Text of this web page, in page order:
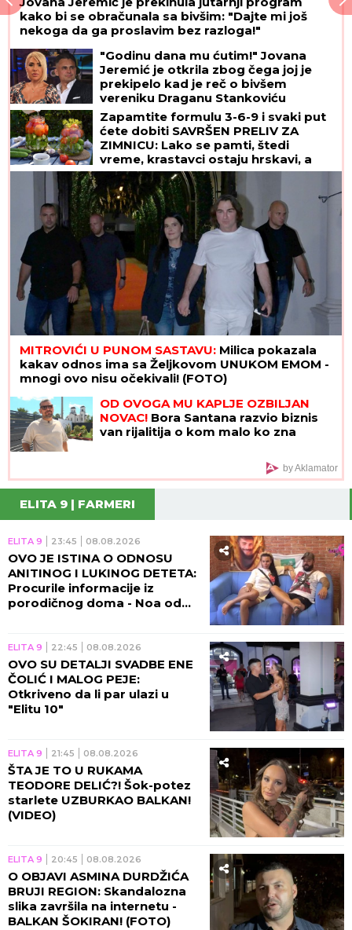
kako bi se obračunala sa bivšim: "Dajte mi još
nekoga da ga proslavim bez razloga!"
"Godinu dana mu ćutim!" Jovana
Jeremić je otkrila zbog čega joj je
prekipelo kad je reč o bivšem
vereniku Draganu Stankoviću
Zapamtite formulu 3-6-9 i svaki put
ćete dobiti SAVRŠEN PRELIV ZA
ZIMNICU: Lako se pamti, štedi
vreme, krastavci ostaju hrskavi, a
paradajz ne puca
MITROVIĆI U PUNOM SASTAVU: Milica pokazala
kakav odnos ima sa Željkovom UNUKOM EMOM -
mnogi ovo nisu očekivali! (FOTO)
OD OVOGA MU KAPLJE OZBILJAN
NOVAC! Bora Santana razvio biznis
van rijalitija o kom malo ko zna
by Aklamator
ELITA 9 | FARMERI
ELITA 9 23:45 08.08.2026
OVO JE ISTINA O ODNOSU
ANITINOG I LUKINOG DETETA:
Procurile informacije iz
porodičnog doma - Noa od
ELITA 9 22:45 08.08.2026
OVO SU DETALJI SVADBE ENE
ČOLIĆ I MALOG PEJE:
Otkriveno da li par ulazi u
"Elitu 10"
ELITA 9 21:45 08.08.2026
ŠTA JE TO U RUKAMA
TEODORE DELIĆ?! Šok-potez
starlete UZBURKAO BALKAN!
(VIDEO)
ELITA 9 20:45 08.08.2026
O OBJAVI ASMINA DURDŽIĆA
BRUJI REGION: Skandalozna
slika završila na internetu -
BALKAN ŠOKIRAN! (FOTO)